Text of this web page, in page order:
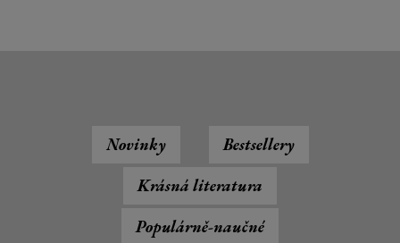
Novinky
Bestsellery
Krásná literatura
Populárně-naučné